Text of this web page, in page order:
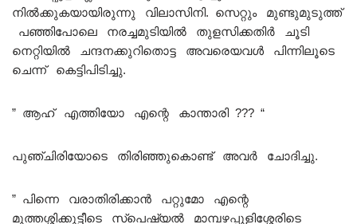
നിൽക്കുകയായിരുന്നു വിലാസിനി. സെറ്റും മുണ്ടുമുടുത്ത്
പഞ്ഞിപോലെ നരച്ചമുടിയിൽ തുളസിക്കതിർ ചൂടി
നെറ്റിയിൽ ചന്ദനക്കുറിതൊട്ട അവരെയവൾ പിന്നിലൂടെ
ചെന്ന് കെട്ടിപിടിച്ചു.
” ആഹ് എത്തിയോ എന്റെ കാന്താരി ??? “
പുഞ്ചിരിയോടെ തിരിഞ്ഞുകൊണ്ട് അവർ ചോദിച്ചു.
” പിന്നെ വരാതിരിക്കാൻ പറ്റുമോ എന്റെ
മുത്തശ്ശിക്കുട്ടീടെ സ്പെഷ്യൽ മാമ്പഴപ്പുളിശ്ശേരിടെ